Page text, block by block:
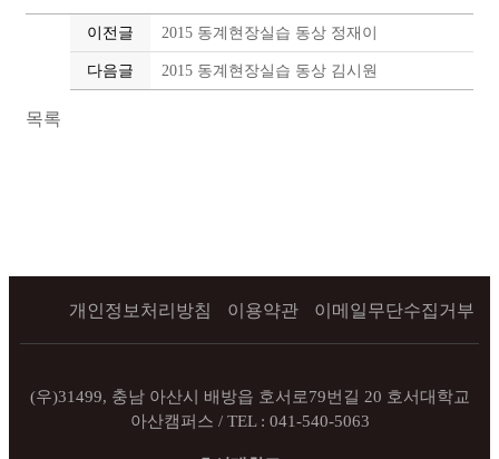
이전글 2015 동계현장실습 동상 정재이
다음글 2015 동계현장실습 동상 김시원
목록
개인정보처리방침 이용약관 이메일무단수집거부
(우)31499, 충남 아산시 배방읍 호서로79번길 20 호서대학교
아산캠퍼스 / TEL : 041-540-5063